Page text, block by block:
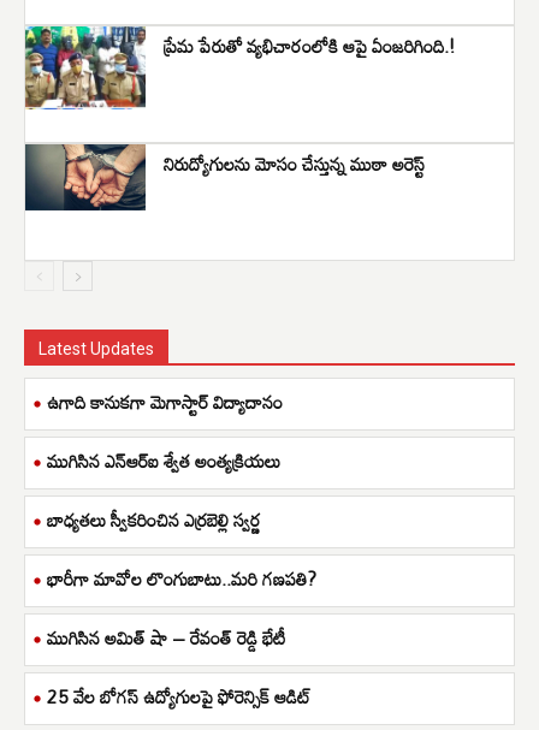
ప్రేమ పేరుతో వ్యభిచారంలోకి ఆపై ఏంజరిగింది.!
నిరుద్యోగులను మోసం చేస్తున్న ముఠా అరెస్ట్
Latest Updates
ఉగాది కానుకగా మెగాస్టార్ విద్యాదానం
ముగిసిన ఎన్ఆర్ఐ శ్వేత అంత్యక్రియలు
బాధ్యతలు స్వీకరించిన ఎర్రబెల్లి స్వర్ణ
భారీగా మావోల లొంగుబాటు..మరి గణపతి?
ముగిసిన అమిత్ షా – రేవంత్ రెడ్డి భేటీ
25 వేల బోగస్ ఉద్యోగులపై ఫోరెన్సిక్ ఆడిట్